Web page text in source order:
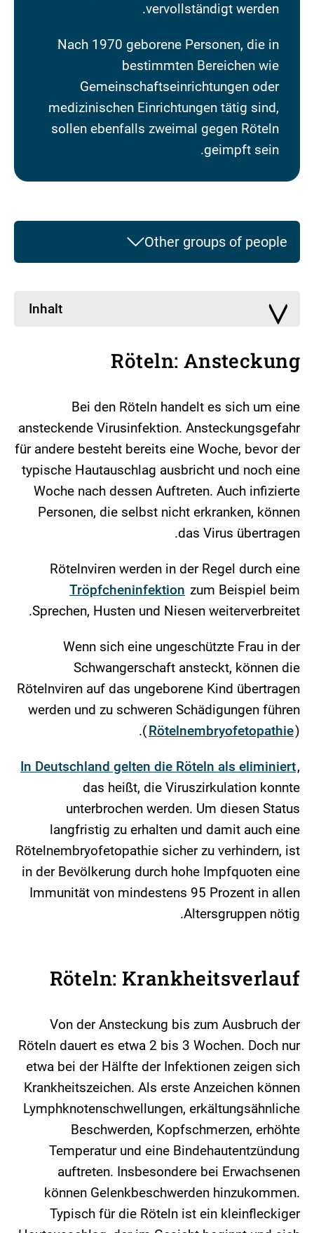
vervollständigt werden.
Nach 1970 geborene Personen, die in
bestimmten Bereichen wie
Gemeinschaftseinrichtungen oder
medizinischen Einrichtungen tätig sind,
sollen ebenfalls zweimal gegen Röteln
geimpft sein.
Other groups of people
Inhalt
Röteln: Ansteckung
Bei den Röteln handelt es sich um eine
ansteckende Virusinfektion. Ansteckungsgefahr
für andere besteht bereits eine Woche, bevor der
typische Hautauschlag ausbricht und noch eine
Woche nach dessen Auftreten. Auch infizierte
Personen, die selbst nicht erkranken, können
das Virus übertragen.
Rötelnviren werden in der Regel durch eine
Tröpfcheninfektion zum Beispiel beim
Sprechen, Husten und Niesen weiterverbreitet.
Wenn sich eine ungeschützte Frau in der
Schwangerschaft ansteckt, können die
Rötelnviren auf das ungeborene Kind übertragen
werden und zu schweren Schädigungen führen
(Rötelnembryofetopathie).
In Deutschland gelten die Röteln als eliminiert,
das heißt, die Viruszirkulation konnte
unterbrochen werden. Um diesen Status
langfristig zu erhalten und damit auch eine
Rötelnembryofetopathie sicher zu verhindern, ist
in der Bevölkerung durch hohe Impfquoten eine
Immunität von mindestens 95 Prozent in allen
Altersgruppen nötig.
Röteln: Krankheitsverlauf
Von der Ansteckung bis zum Ausbruch der
Röteln dauert es etwa 2 bis 3 Wochen. Doch nur
etwa bei der Hälfte der Infektionen zeigen sich
Krankheitszeichen. Als erste Anzeichen können
Lymphknotenschwellungen, erkältungsähnliche
Beschwerden, Kopfschmerzen, erhöhte
Temperatur und eine Bindehautentzündung
auftreten. Insbesondere bei Erwachsenen
können Gelenkbeschwerden hinzukommen.
Typisch für die Röteln ist ein kleinfleckiger